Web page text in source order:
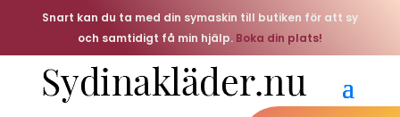
Snart kan du ta med din symaskin till butiken för att sy
och samtidigt få min hjälp. Boka din plats!